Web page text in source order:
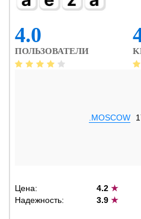
4.0
ПОЛЬЗОВАТЕЛИ
.MOSCOW
Цена: 4.2★
Надежность:
3.9★